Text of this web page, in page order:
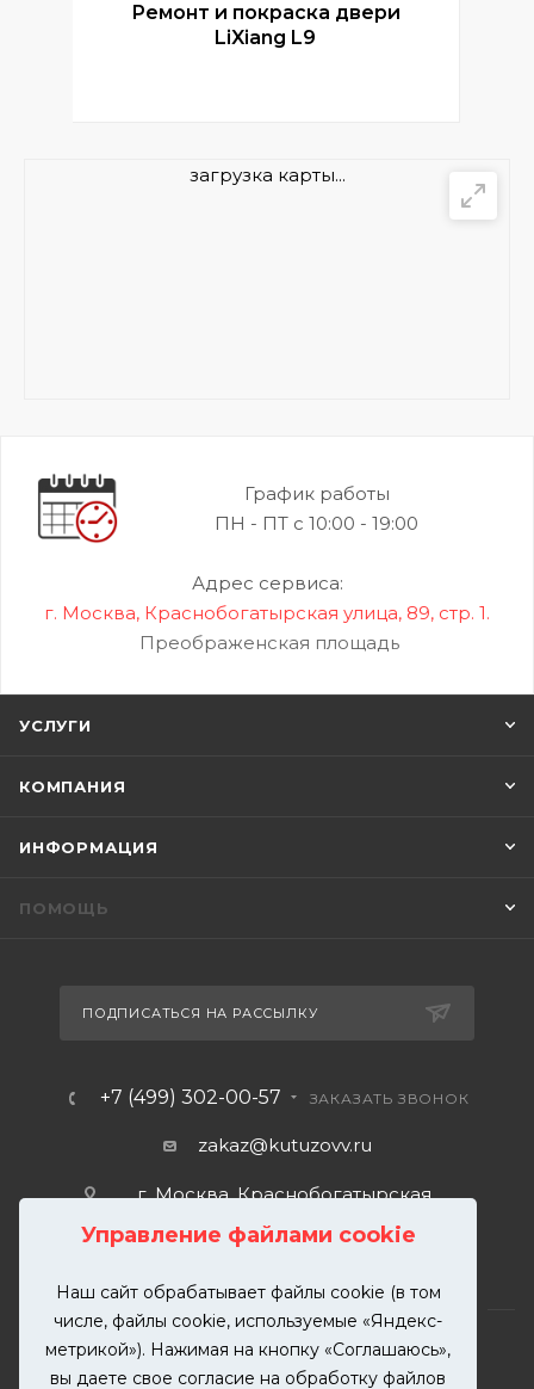
Управление файлами cookie
Наш сайт обрабатывает файлы cookie (в том
числе, файлы cookie, используемые «Яндекс-
метрикой»). Нажимая на кнопку «Соглашаюсь»,
вы даете свое согласие на обработку файлов
Ремонт и покраска двери
LiXiang L9
загрузка карты...
График работы
ПН - ПТ с 10:00 - 19:00
Адрес сервиса:
г. Москва, Краснобогатырская улица, 89, стр. 1.
Преображенская площадь
УСЛУГИ
КОМПАНИЯ
ИНФОРМАЦИЯ
ПОМОЩЬ
ПОДПИСАТЬСЯ НА РАССЫЛКУ
+7 (499) 302-00-57 ЗАКАЗАТЬ ЗВОНОК
zakaz@kutuzovv.ru
г. Москва, Краснобогатырская